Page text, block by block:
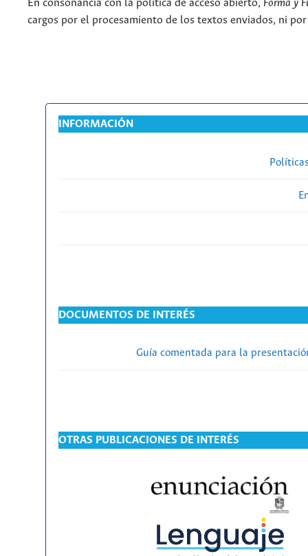
En consonancia con la política de acceso abierto, Forma y
cargos por el procesamiento de los textos enviados, ni
INFORMACIÓN
DOCUMENTOS DE INTERÉS
Guía comentada para la
OTRAS PUBLICACIONES DE INTERÉS